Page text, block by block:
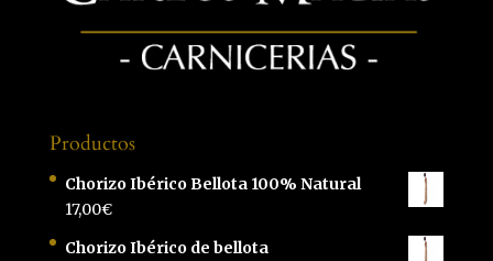
Productos
Chorizo Ibérico Bellota 100% Natural
17,00€
Chorizo Ibérico de bellota